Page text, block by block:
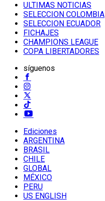
ULTIMAS NOTICIAS
SELECCION COLOMBIA
SELECCION ECUADOR
FICHAJES
CHAMPIONS LEAGUE
COPA LIBERTADORES
síguenos
Ediciones
ARGENTINA
BRASIL
CHILE
GLOBAL
MÉXICO
PERU
US ENGLISH